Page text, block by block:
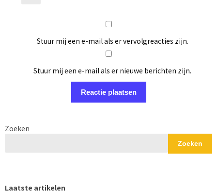
Stuur mij een e-mail als er vervolgreacties zijn.
Stuur mij een e-mail als er nieuwe berichten zijn.
Zoeken
Zoeken
Laatste artikelen